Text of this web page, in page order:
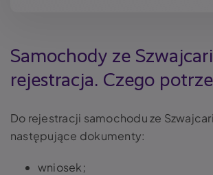
Samochody ze
rejestracja. Czego
Do rejestracji samochodu ze
następujące dokumenty:
wniosek;